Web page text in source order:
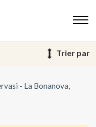
Trier par
- La Bonanova,